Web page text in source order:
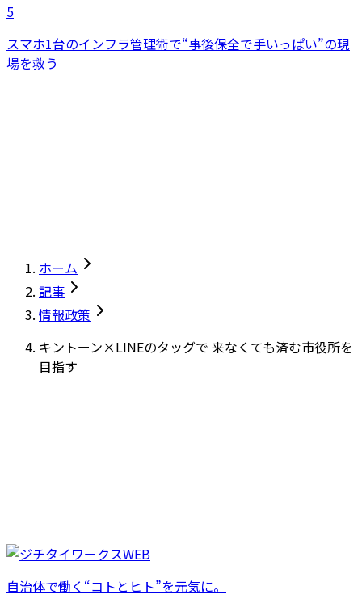
5
スマホ1台のインフラ管理術で“事後保全で手いっぱい”の現
場を救う
ホーム
記事
情報政策
キントーン×LINEのタッグで 来なくても済む市役所を
目指す
自治体で働く“コトとヒト”を元気に。